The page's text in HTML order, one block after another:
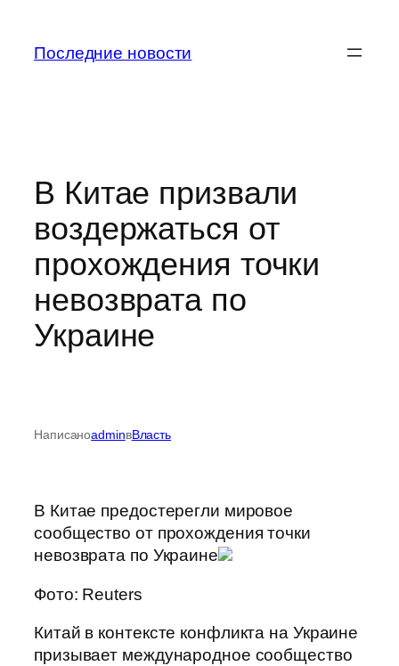
содержимому
Последние новости
В Китае призвали
воздержаться от
прохождения точки
невозврата по
Украине
НаписаноadminвВласть
В Китае предостерегли мировое
сообщество от прохождения точки
невозврата по Украине
Фото: Reuters
Китай в контексте конфликта на Украине
призывает международное сообщество